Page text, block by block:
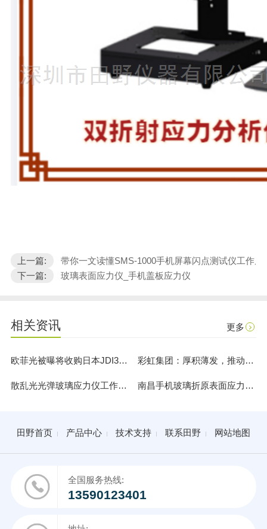
上一篇:
带你一文读懂SMS-1000手机屏幕闪点测试仪工作原
下一篇:
玻璃表面应力仪_手机盖板应力仪
相关资讯 更多
欧菲光被曝将收购日本JDI33%股权 彩虹集团：厚积薄发，推动盖板玻璃向应用端纵深发展
散乱光光弹玻璃应力仪工作原理-SLP-2000 南昌手机玻璃折原表面应力测试厂家浅谈以租代购玻璃应力仪FSM6000LE
田野首页 产品中心 技术支持 联系田野 网站地图
全国服务热线:
13590123401